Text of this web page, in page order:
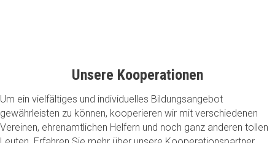
Unsere Kooperationen
Um ein vielfältiges und individuelles Bildungsangebot
gewährleisten zu können, kooperieren wir mit verschiedenen
Vereinen, ehrenamtlichen Helfern und noch ganz anderen tollen